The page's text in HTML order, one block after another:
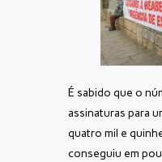
É sabido que o
assinaturas para
quatro mil e
conseguiu em